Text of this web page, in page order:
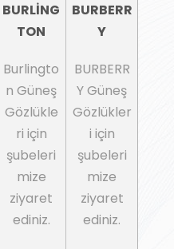
BURLİNG
TON
Burlingto
n Güneş
Gözlükle
ri için
şubeleri
mize
ziyaret
ediniz.
BURBERR
Y
BURBERR
Y Güneş
Gözlükler
i için
şubeleri
mize
ziyaret
ediniz.